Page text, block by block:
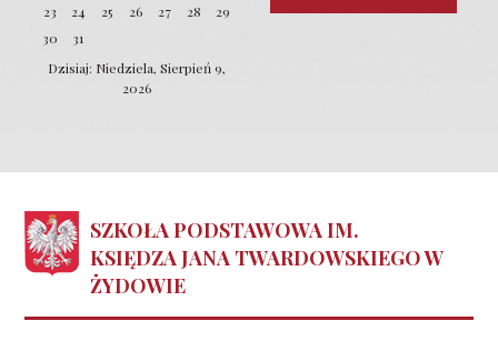
23
24 25 26 27 28
29
30
31
Dzisiaj: Niedziela, Sierpień 9,
2026
SZKOŁA PODSTAWOWA IM.
KSIĘDZA JANA TWARDOWSKIEGO W
ŻYDOWIE